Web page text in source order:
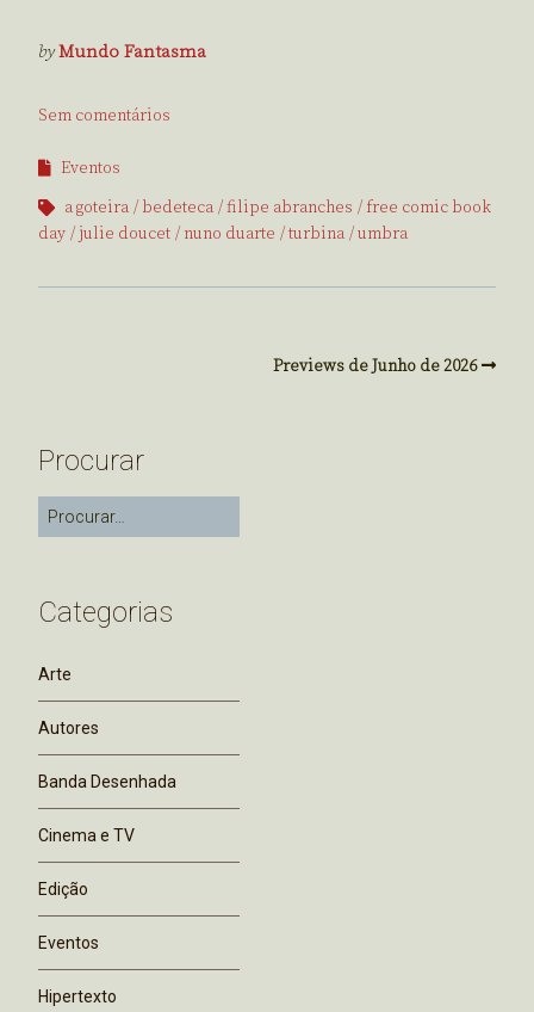
byMundo Fantasma
Sem comentários
Eventos
a goteira
bedeteca filipe abranches
free comic book
day
julie doucet nuno duarte turbina umbra
Previews de Junho de 2026
Procurar
Categorias
Arte
Autores
Banda Desenhada
Cinema e TV
Edição
Eventos
Hipertexto